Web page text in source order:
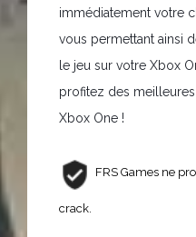
immédiatement votre
vous permettant ainsi
le jeu sur votre Xbox
profitez des
Xbox One !
FRS Games ne
crack.